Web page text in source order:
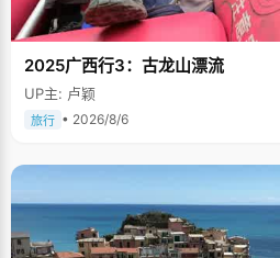
2025广西行3：古龙山漂流
UP主: 卢颖
旅行 • 2026/8/6